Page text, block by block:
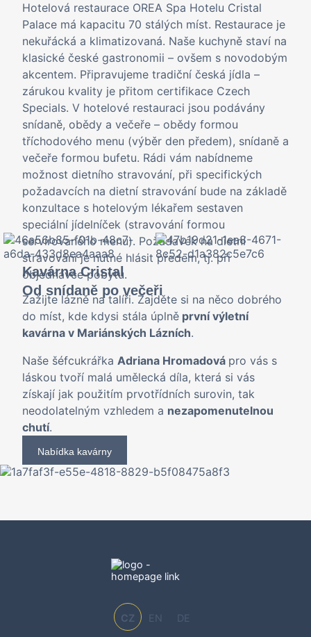
Hotelová restaurace OREA Spa Hotelu Cristal
Palace má kapacitu 70 stálých míst. Restaurace je
nekuřácká a klimatizovaná. Naše kuchyně staví na
klasické české gastronomii – ovšem s novodobým
akcentem. Připravujeme tradiční česká jídla –
zárukou kvality je přitom certifikace Czech
Specials. V hotelové restauraci jsou podávány
snídaně, obědy a večeře – obědy formou
tříchodového menu (výběr den předem), snídaně a
večeře formou bufetu. Rádi vám nabídneme
možnost dietního stravování, při specifických
požadavcích na dietní stravování bude na základě
konzultace s hotelovým lékařem sestaven
speciální jídelníček (stravování formou
servírovaného menu). Požadavek na dietní
stravování je nutné hlásit předem, tj. při
objednávce pobytu.
Od snídaně po večeři
Kavárna Cristal
Zažijte lázně na talíři. Zajděte si na něco dobrého
do míst, kde kdysi stála úplně první výletní
kavárna v Mariánských Lázních.
Naše šéfcukrářka Adriana Hromadová pro vás s
láskou tvoří malá umělecká díla, která si vás
získají jak použitím prvotřídních surovin, tak
neodolatelným vzhledem a nezapomenutelnou
chutí.
Nabídka kavárny
CZ EN DE